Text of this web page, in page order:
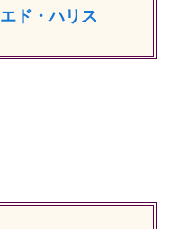
エド・ハリス